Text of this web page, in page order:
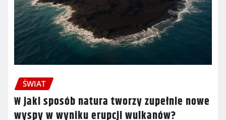
ŚWIAT
W jaki sposób natura tworzy zupełnie nowe
wyspy w wyniku erupcji wulkanów?